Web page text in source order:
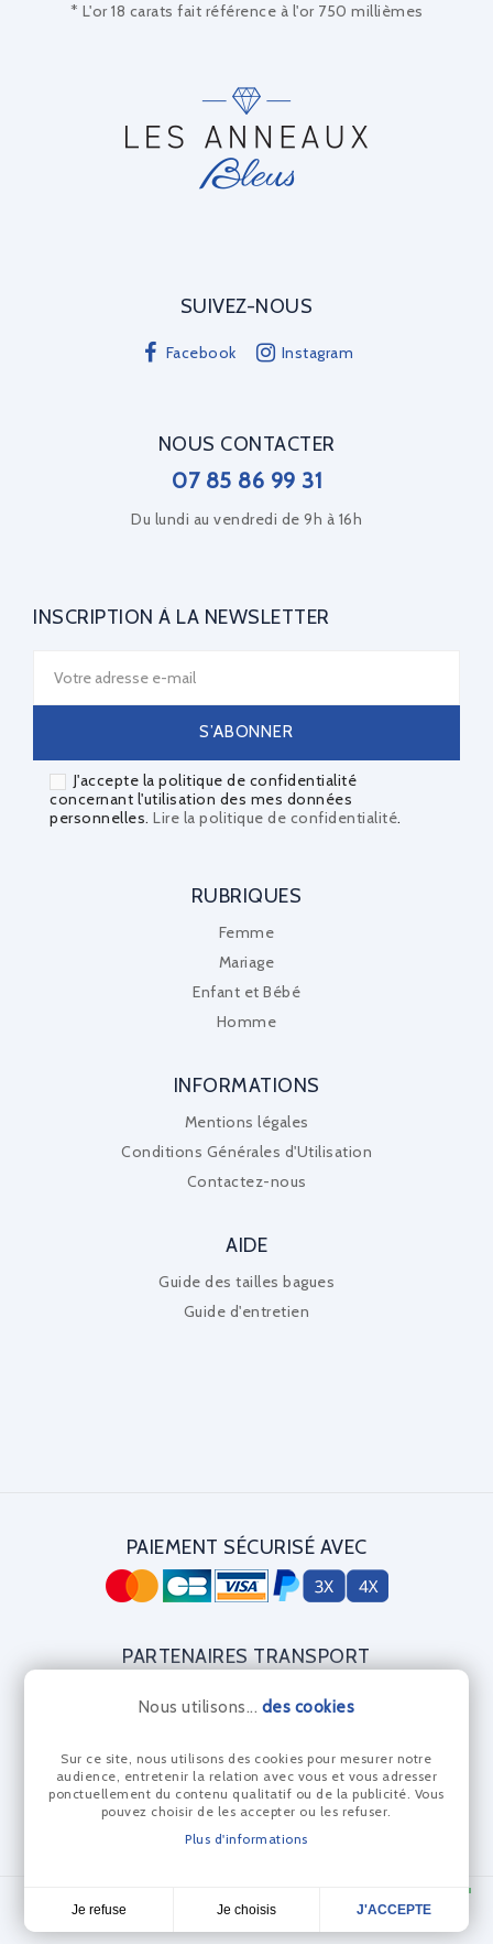
4,7
* L'or 18 carats fait référence à l'or 750 millièmes
SUIVEZ-NOUS
Facebook Instagram
NOUS CONTACTER
07 85 86 99 31
Du lundi au vendredi de 9h à 16h
INSCRIPTION À LA NEWSLETTER
J'accepte la politique de confidentialité
concernant l'utilisation des mes données
personnelles. Lire la politique de confidentialité.
RUBRIQUES
Femme
Mariage
Enfant et Bébé
Homme
INFORMATIONS
Mentions légales
Conditions Générales d'Utilisation
Contactez-nous
AIDE
Guide des tailles bagues
Guide d'entretien
Nous utilisons... des cookies
Sur ce site, nous utilisons des cookies pour mesurer notre
audience, entretenir la relation avec vous et vous adresser
ponctuellement du contenu qualitatif ou de la publicité. Vous
pouvez choisir de les accepter ou les refuser.
Plus d'informations
Je refuse Je choisis J'ACCEPTE
PAIEMENT SÉCURISÉ AVEC
PARTENAIRES TRANSPORT
CERTIFICAT DIAMANT
© Les Anneaux Bleus 2024 - Réalisation Dream me up